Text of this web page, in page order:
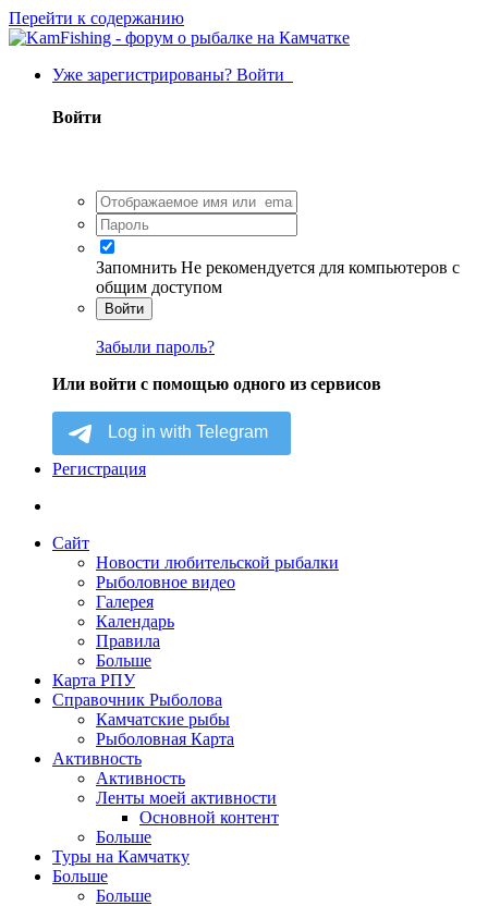
Перейти к содержанию
Уже зарегистрированы? Войти
Войти
Запомнить Не рекомендуется для компьютеров с
общим доступом
Войти
Забыли пароль?
Или войти с помощью одного из сервисов
Регистрация
Сайт
Новости любительской рыбалки
Рыболовное видео
Галерея
Календарь
Правила
Больше
Карта РПУ
Справочник Рыболова
Камчатские рыбы
Рыболовная Карта
Активность
Активность
Ленты моей активности
Основной контент
Больше
Туры на Камчатку
Больше
Больше